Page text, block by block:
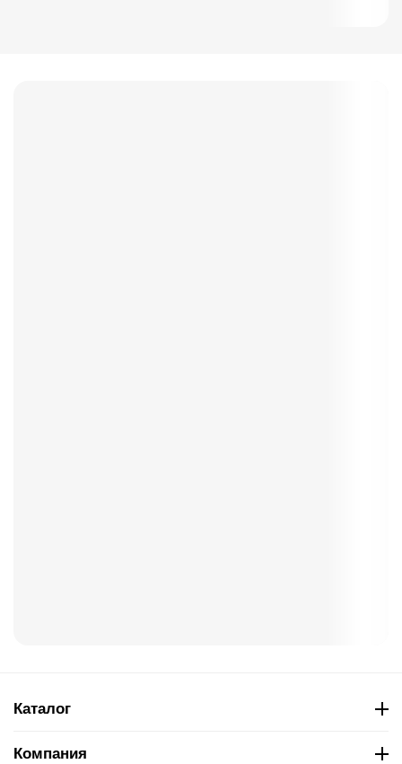
Каталог
Компания